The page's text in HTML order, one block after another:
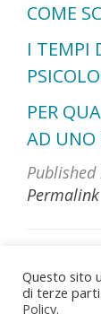
COME
I TEMPI
PER
AD UNO
Published
Permalink
Questo sito
di terze
Policy.